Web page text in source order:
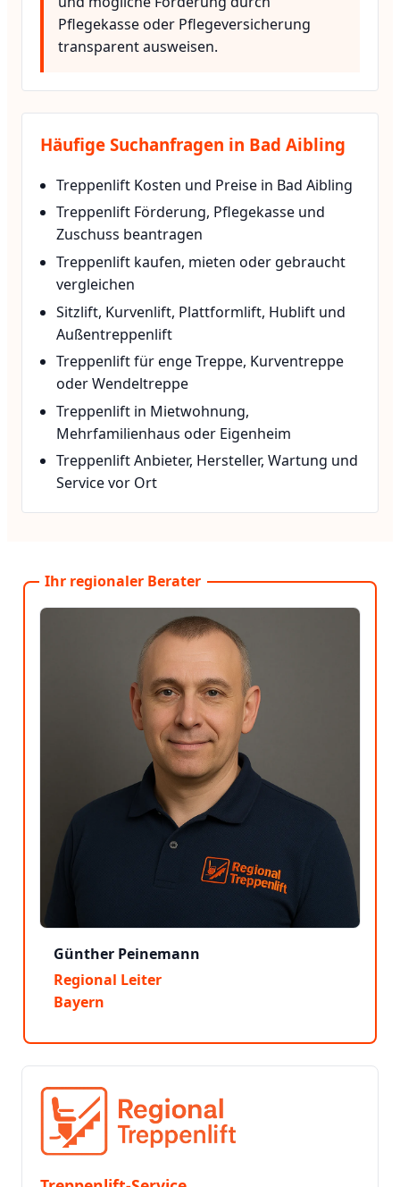
Pflegekasse oder Pflegeversicherung
transparent ausweisen.
Häufige Suchanfragen in Bad Aibling
Treppenlift Kosten und Preise in Bad Aibling
Treppenlift Förderung, Pflegekasse und
Zuschuss beantragen
Treppenlift kaufen, mieten oder gebraucht
vergleichen
Sitzlift, Kurvenlift, Plattformlift, Hublift und
Außentreppenlift
Treppenlift für enge Treppe, Kurventreppe
oder Wendeltreppe
Treppenlift in Mietwohnung,
Mehrfamilienhaus oder Eigenheim
Treppenlift Anbieter, Hersteller, Wartung und
Service vor Ort
Ihr regionaler Berater
Günther Peinemann
Regional Leiter
Bayern